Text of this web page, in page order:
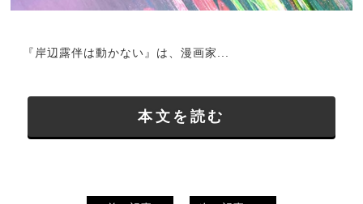
『岸辺露伴は動かない』は、漫画家...
本文を読む